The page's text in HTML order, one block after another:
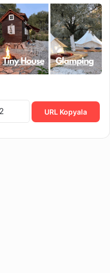
URL Kopyala